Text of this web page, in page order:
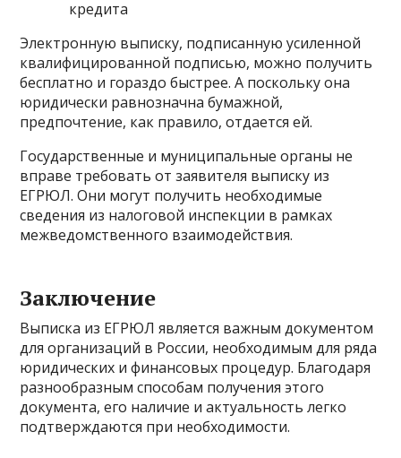
кредита
Электронную выписку, подписанную усиленной
квалифицированной подписью, можно получить
бесплатно и гораздо быстрее. А поскольку она
юридически равнозначна бумажной,
предпочтение, как правило, отдается ей.
Государственные и муниципальные органы не
вправе требовать от заявителя выписку из
ЕГРЮЛ. Они могут получить необходимые
сведения из налоговой инспекции в рамках
межведомственного взаимодействия.
Заключение
Выписка из ЕГРЮЛ является важным документом
для организаций в России, необходимым для ряда
юридических и финансовых процедур. Благодаря
разнообразным способам получения этого
документа, его наличие и актуальность легко
подтверждаются при необходимости.